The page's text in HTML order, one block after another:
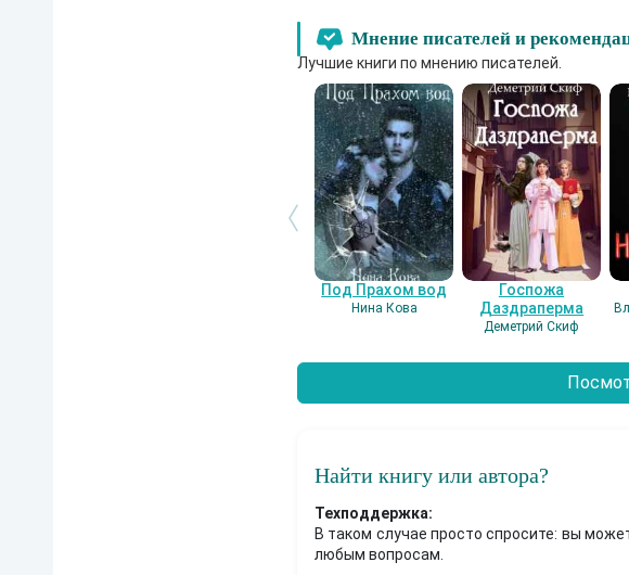
Мнение писателей и
Лучшие книги по мнению писателей.
Под Прахом вод
Нина Кова
Госпожа
Даздраперма
Деметрий Скиф
Найти книгу или автора?
Техподдержка:
В таком случае просто спросите: вы
любым вопросам.